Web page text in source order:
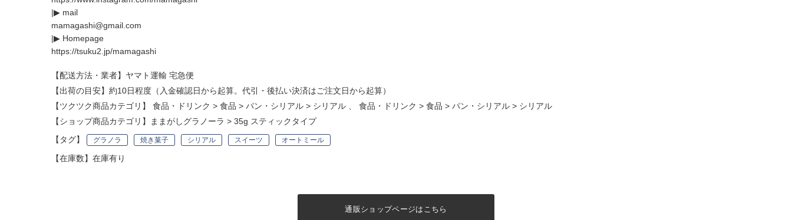
|▶︎ mail
mamagashi@gmail.com
|▶︎ Homepage
https://tsuku2.jp/mamagashi
【配送方法・業者】ヤマト運輸 宅急便
【出荷の目安】約10日程度（入金確認日から起算。代引・後払い決済はご注文日から起算）
【ツクツク商品カテゴリ】 食品・ドリンク > 食品 > パン・シリアル > シリアル 食品・ドリンク > 食品 > パン・シリアル > シリアル
【ショップ商品カテゴリ】
ままがしグラノーラ > 35g スティックタイプ
【タグ】
グラノラ 焼き菓子 シリアル スイーツ オートミール
【在庫数】在庫有り
通販ショップページはこちら